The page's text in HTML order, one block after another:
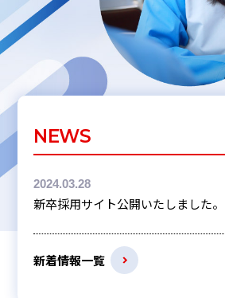
NEWS
2024.03.28
新卒採用サイト公開いたしました。
新着情報一覧